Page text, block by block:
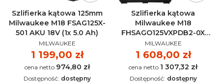
Szlifierka kątowa 125mm
Milwaukee M18 FSAG125X-
501 AKU 18V (1x 5.0 Ah)
PRODUCENT
MILWAUKEE
Cena
1 199,00 zł
Cena 974,80 zł
Dostępność: dostępny
Szlifierka kątowa
Milwaukee M18
FHSAGO125VXPDB2-0X
AKU 18V (bez aku) -
4933493419
PRODUCENT
MILWAUKEE
Cena
1 608,00 zł
Cena 1 307,32 zł
Dostępność: dostępny